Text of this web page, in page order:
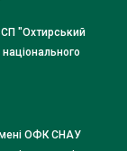
"Охтирський
ОФК СНАУ